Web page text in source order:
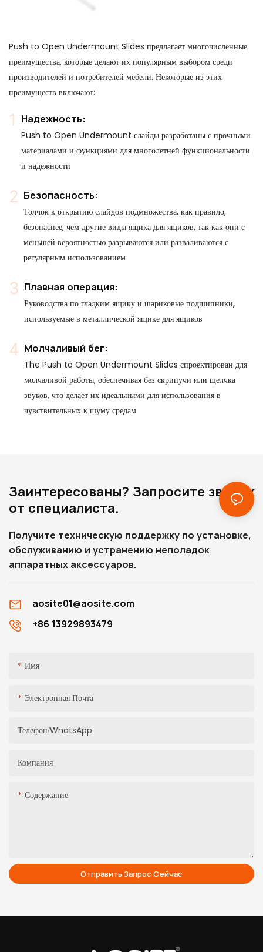
Push to Open Undermount Slides предлагает многочисленные
преимущества, которые делают их популярным выбором среди
производителей и потребителей мебели. Некоторые из этих
преимуществ включают:
Надежность:
Push to Open Undermount слайды разработаны с прочными
материалами и функциями для многолетней функциональности
и надежности
Безопасность:
Толчок к открытию слайдов подмножества, как правило,
безопаснее, чем другие виды ящика для ящиков, так как они с
меньшей вероятностью разрываются или разваливаются с
регулярным использованием
Плавная операция:
Руководства по гладким ящику и шариковые подшипники,
используемые в металлической ящике для ящиков
Молчаливый бег:
The Push to Open Undermount Slides спроектирован для
молчаливой работы, обеспечивая без скрипучи или щелчка
звуков, что делает их идеальными для использования в
чувствительных к шуму средам
Заинтересованы? Запросите звонок
от специалиста.
Получите техническую поддержку по установке,
обслуживанию и устранению неполадок
аппаратных аксессуаров.
aosite01@aosite.com
+86 13929893479
Имя
Электронная Почта
Телефон/WhatsApp
Компания
Содержание
Отправить Запрос Сейчас